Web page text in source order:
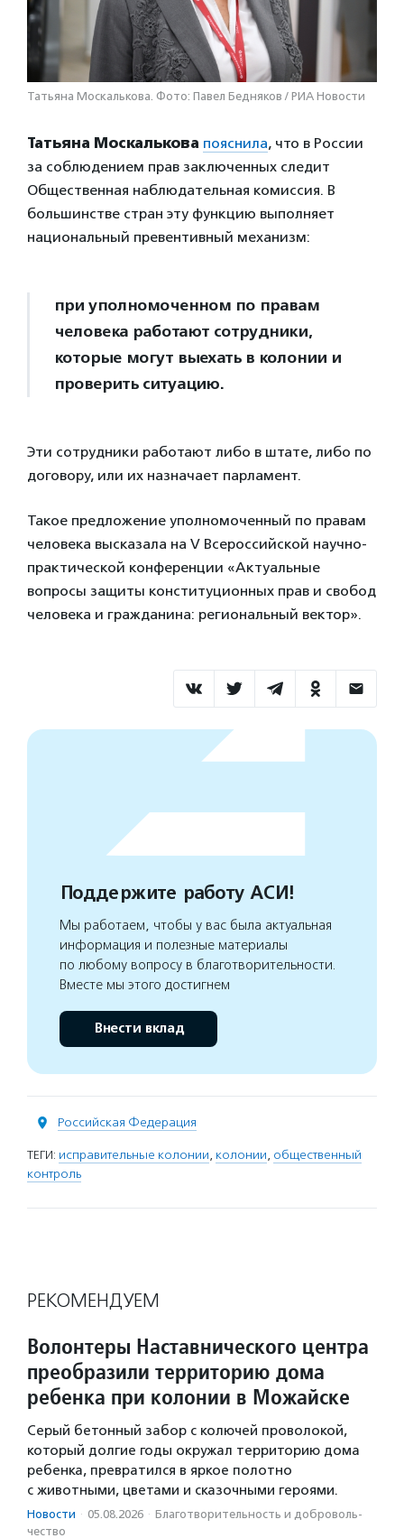
Татьяна Москалькова. Фото: Павел Бедняков / РИА Новости
Татьяна Москалькова пояснила, что в России
за соблюдением прав заключенных следит
Общественная наблюдательная комиссия. В
большинстве стран эту функцию выполняет
национальный превентивный механизм:
при уполномоченном по правам
человека работают сотрудники,
которые могут выехать в колонии и
проверить ситуацию.
Эти сотрудники работают либо в штате, либо по
договору, или их назначает парламент.
Такое предложение уполномоченный по правам
человека высказала на V Всероссийской научно-
практической конференции «Актуальные
вопросы защиты конституционных прав и свобод
человека и гражданина: региональный вектор».
Поддержите работу АСИ!
Мы работаем, чтобы у вас была актуальная
информация и полезные материалы
по любому вопросу в благотворительности.
Вместе мы этого достигнем
Внести вклад
Российская Федерация
ТЕГИ: исправительные колонии, колонии, общественный
контроль
РЕКОМЕНДУЕМ
Волонтеры Наставнического центра
преобразили территорию дома
ребенка при колонии в Можайске
Серый бетонный забор с колючей проволокой,
который долгие годы окружал территорию дома
ребенка, превратился в яркое полотно
с животными, цветами и сказочными героями.
Новости · 05.08.2026 · Благотвори­тель­ность и доброволь­
чест­во